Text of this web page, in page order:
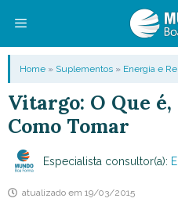
conteúdo
Menu
Home » Suplementos » Energia e
Vitargo: O Que
Como Tomar
Especialista consultor(a):
atualizado em 19/03/2015